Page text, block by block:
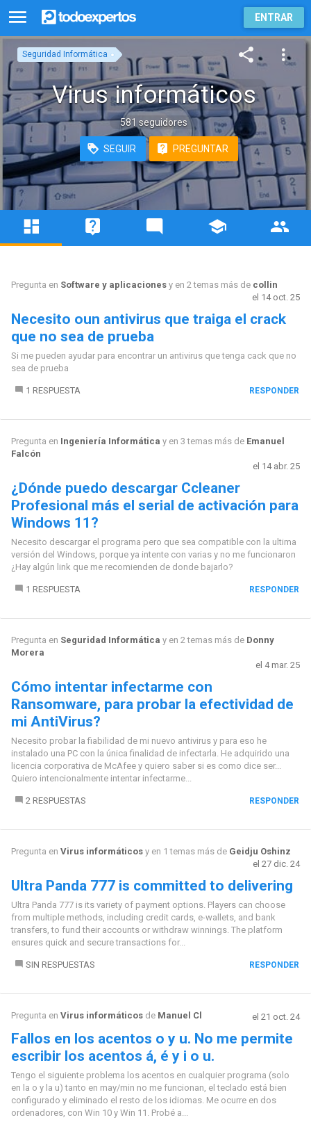
ENTRAR
Seguridad Informática
Virus informáticos
581 seguidores
SEGUIR PREGUNTAR
Pregunta en Software y aplicacionesy en 2 temas más de collin
el 14 oct. 25
Necesito oun antivirus que traiga el crack
que no sea de prueba
Si me pueden ayudar para encontrar un antivirus que tenga cack que no
sea de prueba
1 RESPUESTA RESPONDER
Pregunta en Ingeniería Informática y en 3 temas más de Emanuel
Falcón
el 14 abr. 25
¿Dónde puedo descargar Ccleaner
Profesional más el serial de activación para
Windows 11?
Necesito descargar el programa pero que sea compatible con la ultima
versión del Windows, porque ya intente con varias y no me funcionaron
¿Hay algún link que me recomienden de donde bajarlo?
1 RESPUESTA RESPONDER
Pregunta en Seguridad Informática y en 2 temas más de Donny
Morera
el 4 mar. 25
Cómo intentar infectarme con
Ransomware, para probar la efectividad de
mi AntiVirus?
Necesito probar la fiabilidad de mi nuevo antivirus y para eso he
instalado una PC con la única finalidad de infectarla. He adquirido una
licencia corporativa de McAfee y quiero saber si es como dice ser...
Quiero intencionalmente intentar infectarme...
2 RESPUESTAS RESPONDER
Pregunta en Virus informáticosy en 1 temas más de Geidju Oshinz
el 27 dic. 24
Ultra Panda 777 is committed to delivering
Ultra Panda 777 is its variety of payment options. Players can choose
from multiple methods, including credit cards, e-wallets, and bank
transfers, to fund their accounts or withdraw winnings. The platform
ensures quick and secure transactions for...
SIN RESPUESTAS RESPONDER
Pregunta en Virus informáticosde Manuel Cl el 21 oct. 24
Fallos en los acentos o y u. No me permite
escribir los acentos á, é y i o u.
Tengo el siguiente problema los acentos en cualquier programa (solo
en la o y la u) tanto en may/min no me funcionan, el teclado está bien
configurado y eliminado el resto de los idiomas. Me ocurre en dos
ordenadores, con Win 10 y Win 11. Probé a...